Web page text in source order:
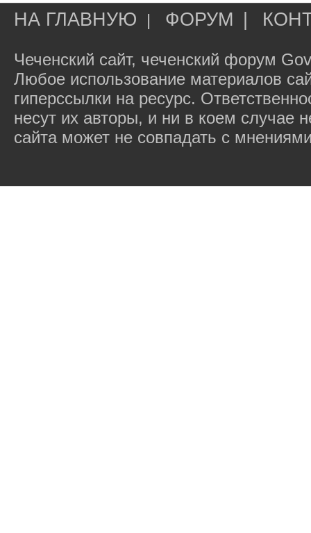
НА ГЛАВНУЮ | ФОРУМ
Чеченский сайт, чеченский форум
Любое использование материалов
гиперссылки на ресурс.
несут их авторы, и ни в коем случае
сайта может не совпадать с